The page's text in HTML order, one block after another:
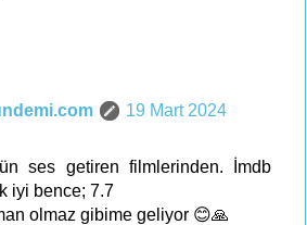
19 Mart 2024
ses getiren filmlerinden. İmdb
iyi bence; 7.7
olmaz gibime geliyor 😊🙏